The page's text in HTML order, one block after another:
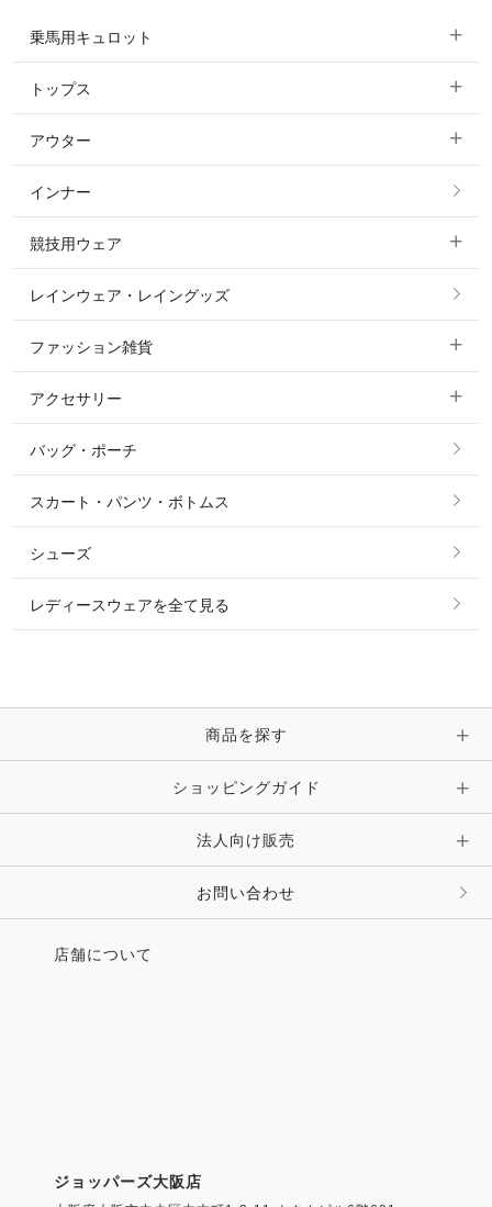
乗馬用キュロット
すべてのキュロット
フルグリップ・尻革 キュロット
ニーグリップ・膝革 キュロット
トップス
すべてのトップス
ポロシャツ
カットソー・Tシャツ・タンクトップ
パーカー・トレーナー・スウェット
ニット・セーター
シャツ・ブラウス・ワンピース
アウター
すべてのアウター
コート
ジャケット・ブルゾン
その他 アウター
インナー
競技用ウェア
すべての競技用ウェア
ショージャケット
ショーシャツ
レインウェア・レイングッズ
ファッション雑貨
すべてのファッション雑貨
ソックス
ベルト
マフラー・スカーフ・ストール・スヌード
時計・財布・キーケース・革小物
キーホルダー・チャーム・ストラップ
その他 ファッション雑貨
アクセサリー
すべてのアクセサリー
リング
ピアス・イヤリング
ピン・ブローチ・コサージュ
その他 アクセサリー
バッグ・ポーチ
スカート・パンツ・ボトムス
シューズ
レディースウェアを全て見る
商品を探す
ショッピングガイド
法人向け販売
お問い合わせ
店舗について
ジョッパーズ大阪店